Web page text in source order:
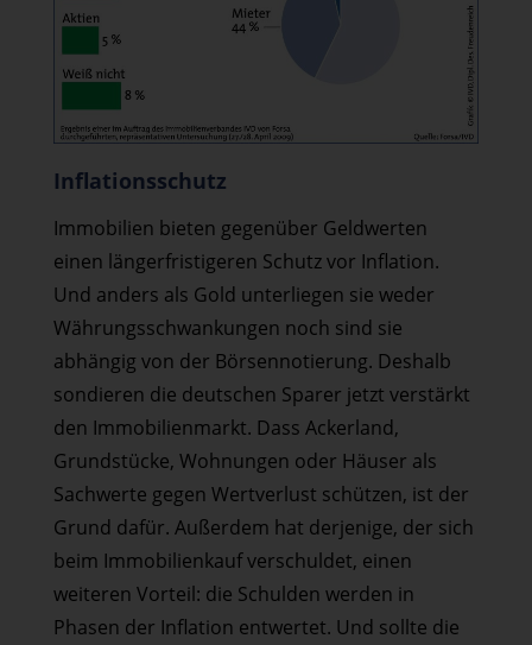
Inflationsschutz
Immobilien bieten gegenüber Geldwerten
einen längerfristigeren Schutz vor Inflation.
Und anders als Gold unterliegen sie weder
Währungsschwankungen noch sind sie
abhängig von der Börsennotierung. Deshalb
sondieren die deutschen Sparer jetzt verstärkt
den Immobilienmarkt. Dass Ackerland,
Grundstücke, Wohnungen oder Häuser als
Sachwerte gegen Wertverlust schützen, ist der
Grund dafür. Außerdem hat derjenige, der sich
beim Immobilienkauf verschuldet, einen
weiteren Vorteil: die Schulden werden in
Phasen der Inflation entwertet. Und sollte die